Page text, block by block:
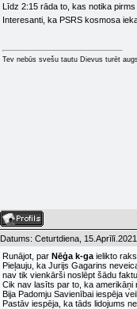
Līdz 2:15 rāda to, kas notika
Interesanti, ka PSRS kosmosa
Tev nebūs svešu tautu Dievus turēt
Datums: Ceturtdiena,
Runājot, par Nēģa k-ga ielikto
Pieļauju, ka Jurijs Gagarins
nav tik vienkārši noslēpt šādu
Cik nav lasīts par to, ka
Bija Padomju Savienībai iespēja
Pastāv iespēja, ka tāds lidojums